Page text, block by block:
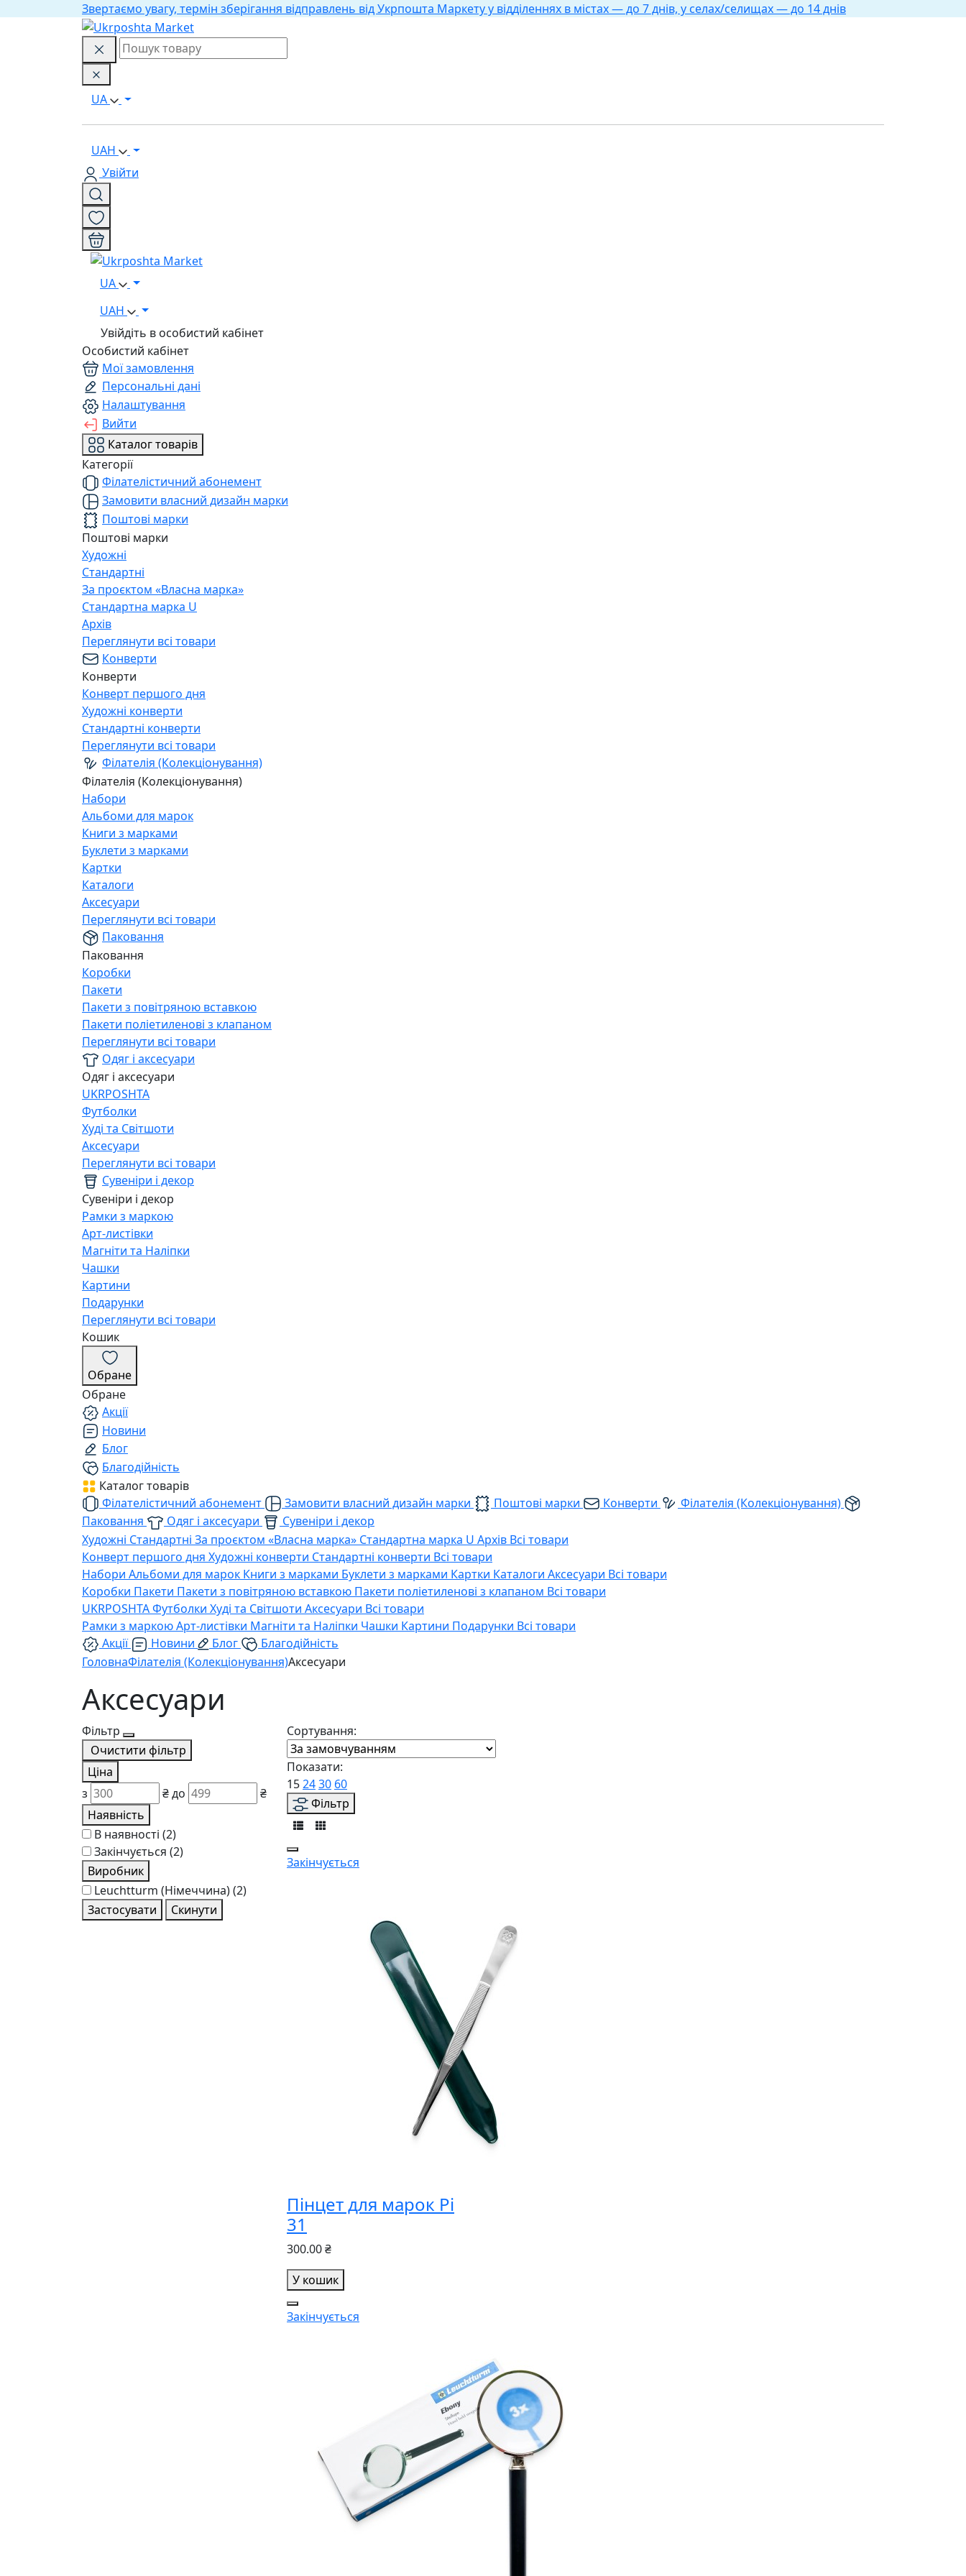
Звертаємо увагу, термін зберігання відправлень від Укрпошта Маркету у відділеннях в містах — до 7 днів, у селах/селищах — до 14 днів
UA
UAH
Увійти
UA
UAH
Увійдіть в особистий кабінет
Особистий кабінет
Мої замовлення
Персональні дані
Налаштування
Вийти
Каталог товарів
Категорії
Філателістичний абонемент
Замовити власний дизайн марки
Поштові марки
Поштові марки
Художні
Стандартні
За проєктом «Власна марка»
Стандартна марка U
Архів
Переглянути всі товари
Конверти
Конверти
Конверт першого дня
Художні конверти
Стандартні конверти
Переглянути всі товари
Філателія (Колекціонування)
Філателія (Колекціонування)
Набори
Альбоми для марок
Книги з марками
Буклети з марками
Картки
Каталоги
Аксесуари
Переглянути всі товари
Паковання
Паковання
Коробки
Пакети
Пакети з повітряною вставкою
Пакети поліетиленові з клапаном
Переглянути всі товари
Одяг і аксесуари
Одяг і аксесуари
UKRPOSHTA
Футболки
Худі та Світшоти
Аксесуари
Переглянути всі товари
Сувеніри і декор
Сувеніри і декор
Рамки з маркою
Арт-листівки
Магніти та Наліпки
Чашки
Картини
Подарунки
Переглянути всі товари
Кошик
Обране
Обране
Акції
Новини
Блог
Благодійність
Каталог товарів
Філателістичний абонемент
Замовити власний дизайн марки Поштові марки Конверти
Філателія (Колекціонування)
Паковання
Одяг і аксесуари
Сувеніри і декор
Художні Стандартні За проєктом «Власна марка» Стандартна марка U Архів Всі товари
Конверт першого дня Художні конверти Стандартні конверти Всі товари
Набори Альбоми для марок Книги з марками Буклети з марками Картки Каталоги Аксесуари Всі товари
Коробки Пакети Пакети з повітряною вставкою Пакети поліетиленові з клапаном Всі товари
UKRPOSHTAФутболки Худі та Світшоти Аксесуари Всі товари
Рамки з маркоюАрт-листівки Магніти та Наліпки Чашки Картини Подарунки Всі товари
Акції
Новини Блог
Благодійність
ГоловнаФілателія (Колекціонування)Аксесуари
Аксесуари
Фільтр
Очистити фільтр
Ціна
з
₴до
₴
Наявність
В наявності (2)
Закінчується (2)
Виробник
Leuchtturm (Німеччина)(2)
Застосувати
Скинути
Сортування:
Показати:
152430 60
Фільтр
Закінчується
Пінцет для марок Pi
31
300.00 ₴
У кошик
Закінчується